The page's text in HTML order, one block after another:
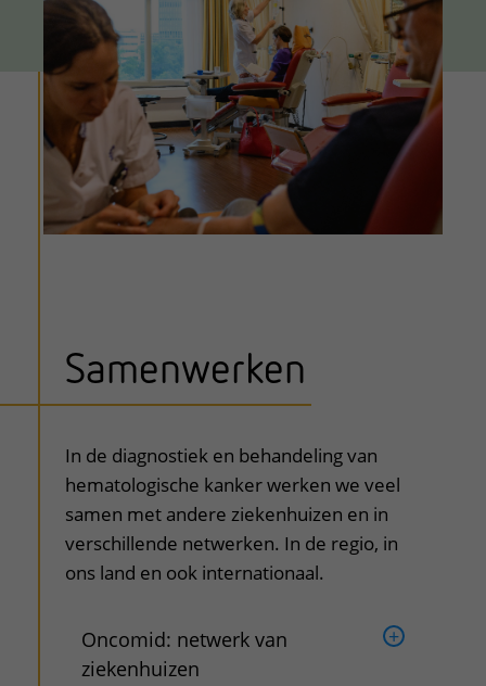
Samenwerken
In de diagnostiek en behandeling van
hematologische kanker werken we veel
samen met andere ziekenhuizen en in
verschillende netwerken. In de regio, in
ons land en ook internationaal.
Oncomid: netwerk van
ziekenhuizen